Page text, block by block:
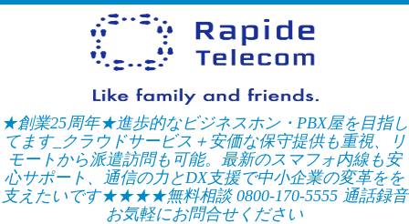
Skip
★創業25周年★進歩的なビジネスホン・PBX屋を目指し
てます_クラウドサービス＋安価な保守提供も重視、リ
モートから派遣訪問も可能。最新のスマフォ内線も安
心サポート、通信の力とDX支援で中小企業の変革をを
支えたいです★★★★無料相談 0800-170-5555 通話録音
お気軽にお問合せください